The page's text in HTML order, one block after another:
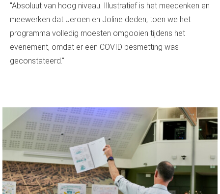
"Absoluut van hoog niveau. Illustratief is het meedenken en
meewerken dat Jeroen en Joline deden, toen we het
programma volledig moesten omgooien tijdens het
evenement, omdat er een COVID besmetting was
geconstateerd."